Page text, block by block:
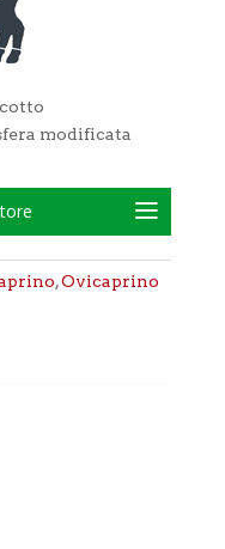
modificata
,Ovicaprino